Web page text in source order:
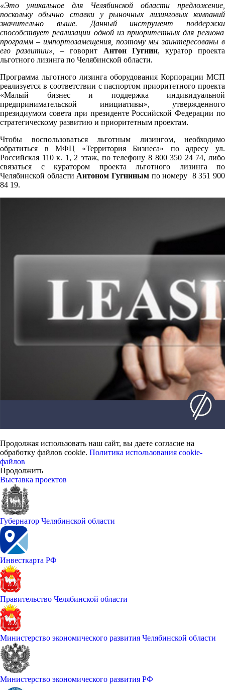
«Это уникальное для Челябинской области предложение,
поскольку обычно ставки у рыночных лизинговых компаний
значительно выше. Данный инструмент поддержки
способствует реализации одной из приоритетных для региона
программ – импортозамещения, поэтому мы заинтересованы в
его развитии»,– говорит Антон Гугнин, куратор проекта
льготного лизинга по Челябинской области.
Программа льготного лизинга оборудования Корпорации МСП
реализуется в соответствии с паспортом приоритетного проекта
«Малый бизнес и поддержка индивидуальной
предпринимательской инициативы», утвержденного
президиумом совета при президенте Российской Федерации по
стратегическому развитию и приоритетным проектам.
Чтобы воспользоваться льготным лизингом, необходимо
обратиться в МФЦ «Территория Бизнеса» по адресу ул.
Российская 110 к. 1, 2 этаж, по телефону 8 800 350 24 74, либо
связаться с куратором проекта льготного лизинга по
Челябинской области Антоном Гугниным по номеру 8 351 900
84 19.
Продолжая использовать наш сайт, вы даете согласие на
обработку файлов cookie. Политика использования cookie-
файлов
Продолжить
Выставка проектов
Губернатор Челябинской области
Инвесткарта РФ
Правительство Челябинской области
Министерство экономического развития Челябинской области
Министерство экономического развития РФ